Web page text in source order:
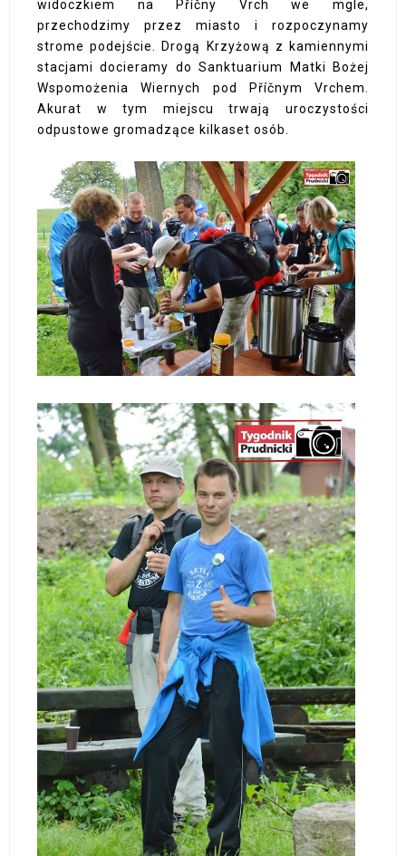
widoczkiem na Příčny Vrch we mgle,
przechodzimy przez miasto i rozpoczynamy
strome podejście. Drogą Krzyżową z kamiennymi
stacjami docieramy do Sanktuarium Matki Bożej
Wspomożenia Wiernych pod Příčnym Vrchem.
Akurat w tym miejscu trwają uroczystości
odpustowe gromadzące kilkaset osób.